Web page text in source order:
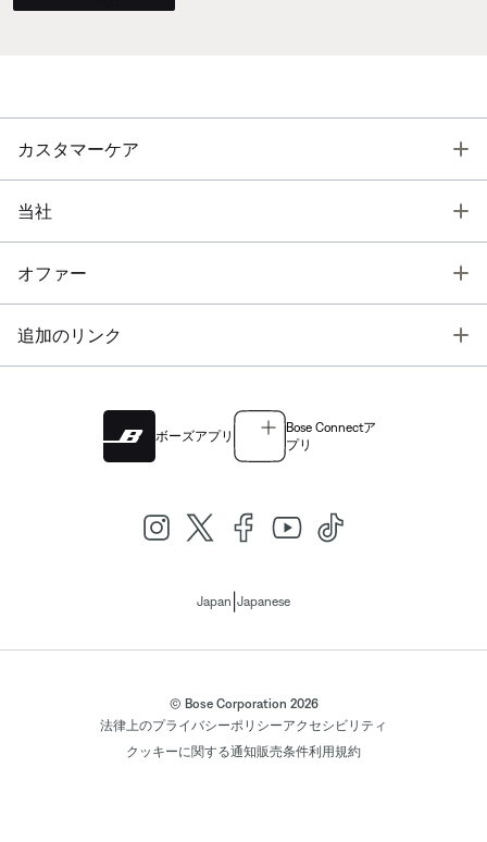
カスタマーケア
当社
オファー
追加のリンク
ボーズアプリ
Bose Connectア
プリ
Japan Japanese
© Bose Corporation 2026
法律上のプライバシーポリシーアクセシビリティ
クッキーに関する通知販売条件利用規約